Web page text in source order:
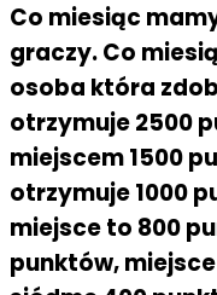
Co miesiąc
graczy. Co
osoba która
otrzymuje 2500
miejscem 1500
otrzymuje 1000
miejsce to 800
punktów,